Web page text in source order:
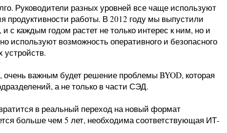
Руководители разных уровней все чаще используют
работы. В 2012 году мы выпустили
и с каждым годом растет не только интерес к ним, но и
используют возможность оперативного и безопасного
важным будет решение проблемы BYOD, которая
а не только в части СЭД.
в реальный переход на новый формат
больше чем 5 лет, необходима соответствующая ИТ-